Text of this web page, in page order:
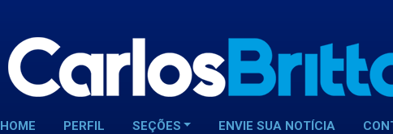
HOME PERFIL SEÇÕES ENVIE SUA NOTÍCIA